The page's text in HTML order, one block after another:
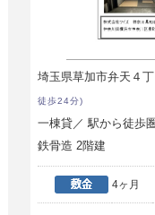
埼玉県草加市弁天４
徒歩24分)
一棟貸／ 駅から徒
鉄骨造 2階建
4ヶ月